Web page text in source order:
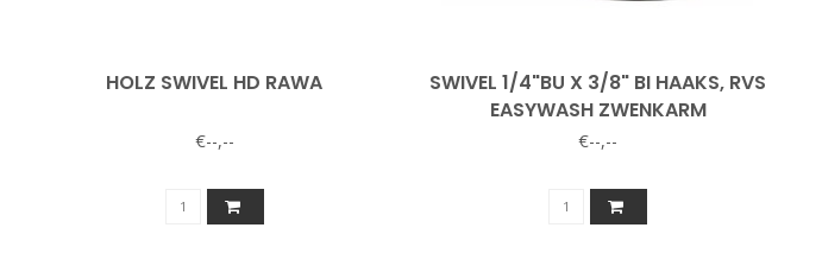
HOLZ SWIVEL HD RAWA
€--,--
SWIVEL 1/4"BU X 3/8" BI HAAKS, RVS
EASYWASH ZWENKARM
€--,--